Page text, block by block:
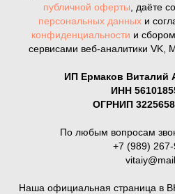
публичной оферты , даёте
персональных данных и
конфиденциальности и
сервисами веб-аналитики VK,
ИП Ермаков Виталий
ИНН
ОГРНИП
По любым вопросам
+7 (989)
Наша официальная страница в